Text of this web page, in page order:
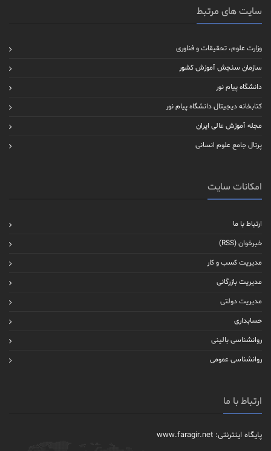
سایت های مرتبط
وزارت علوم، تحقیقات و فناوری
سازمان سنجش آموزش کشور
دانشگاه پیام نور
کتابخانه دیجیتال دانشگاه پیام نور
مجله آموزش عالی ایران
پرتال جامع علوم انسانی
امکانات سایت
ارتباط با ما
خبرخوان (RSS)
مدیریت کسب و کار
مدیریت بازرگانی
مدیریت دولتی
حسابداری
روانشناسی بالینی
روانشناسی عمومی
ارتباط با ما
پایگاه اینترنتی: www.faragir.net